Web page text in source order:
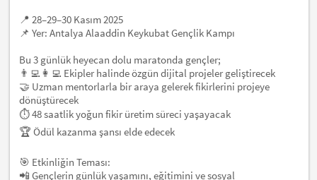
📍 28–29–30 Kasım 2025
📌 Yer: Antalya Alaaddin Keykubat Gençlik Kampı
Bu 3 günlük heyecan dolu maratonda gençler;
👨‍💻👩‍💻 Ekipler halinde özgün dijital projeler geliştirecek
🤝 Uzman mentorlarla bir araya gelerek fikirlerini projeye
dönüştürecek
⏱️ 48 saatlik yoğun fikir üretim süreci yaşayacak
🏆 Ödül kazanma şansı elde edecek
🎯 Etkinliğin Teması:
📲 Gençlerin günlük yaşamını, eğitimini ve sosyal